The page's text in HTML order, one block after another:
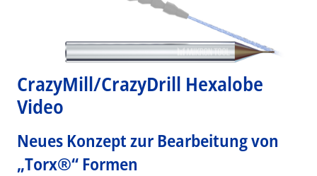
CrazyMill/CrazyDrill Hexalobe
Video
Neues Konzept zur Bearbeitung von
„Torx®“ Formen